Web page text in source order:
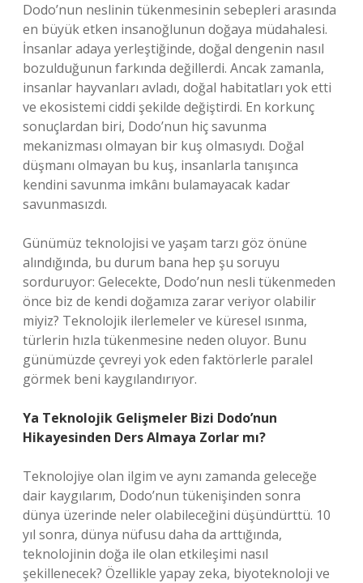
Dodo’nun neslinin tükenmesinin sebepleri arasında
en büyük etken insanoğlunun doğaya müdahalesi.
İnsanlar adaya yerleştiğinde, doğal dengenin nasıl
bozulduğunun farkında değillerdi. Ancak zamanla,
insanlar hayvanları avladı, doğal habitatları yok etti
ve ekosistemi ciddi şekilde değiştirdi. En korkunç
sonuçlardan biri, Dodo’nun hiç savunma
mekanizması olmayan bir kuş olmasıydı. Doğal
düşmanı olmayan bu kuş, insanlarla tanışınca
kendini savunma imkânı bulamayacak kadar
savunmasızdı.
Günümüz teknolojisi ve yaşam tarzı göz önüne
alındığında, bu durum bana hep şu soruyu
sorduruyor: Gelecekte, Dodo’nun nesli tükenmeden
önce biz de kendi doğamıza zarar veriyor olabilir
miyiz? Teknolojik ilerlemeler ve küresel ısınma,
türlerin hızla tükenmesine neden oluyor. Bunu
günümüzde çevreyi yok eden faktörlerle paralel
görmek beni kaygılandırıyor.
Ya Teknolojik Gelişmeler Bizi Dodo’nun
Hikayesinden Ders Almaya Zorlar mı?
Teknolojiye olan ilgim ve aynı zamanda geleceğe
dair kaygılarım, Dodo’nun tükenişinden sonra
dünya üzerinde neler olabileceğini düşündürttü. 10
yıl sonra, dünya nüfusu daha da arttığında,
teknolojinin doğa ile olan etkileşimi nasıl
şekillenecek? Özellikle yapay zeka, biyoteknoloji ve